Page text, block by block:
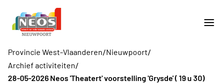
Provincie West-Vlaanderen/Nieuwpoort/
Archief activiteiten/
28-05-2026 Neos 'Theatert' voorstelling 'Grysde' ( 19 u 30)